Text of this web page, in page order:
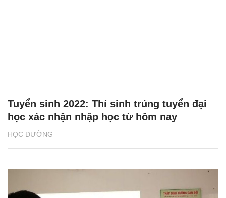
HỌC ĐƯỜNG
Tuyển sinh 2022: Thí sinh trúng tuyển đại
học xác nhận nhập học từ hôm nay